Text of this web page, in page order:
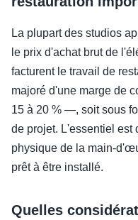
La plupart des studios
le prix d'achat brut de
facturent le travail de
majoré d'une marge de
15 à 20 % —, soit sous
de projet. L'essentiel est
physique de la main-
prêt à être installé.
Quelles